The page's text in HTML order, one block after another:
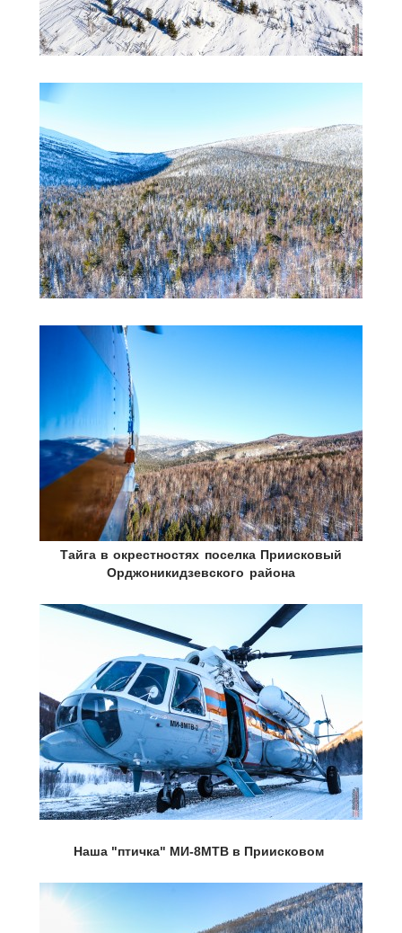
Тайга в окрестностях поселка Приисковый
Орджоникидзевского района
Наша "птичка" МИ-8МТВ в Приисковом